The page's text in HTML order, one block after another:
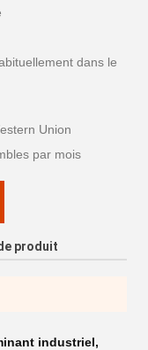
dans le
Union
par mois
produit
industriel,